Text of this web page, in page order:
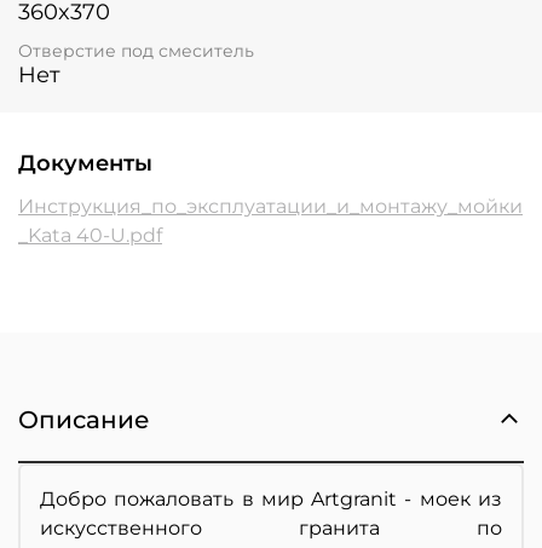
360x370
Отверстие под смеситель
Нет
Документы
Инструкция_по_эксплуатации_и_монтажу_мойки
_Kata 40-U.pdf
Описание
Добро пожаловать в мир Artgranit - моек из
искусственного гранита по